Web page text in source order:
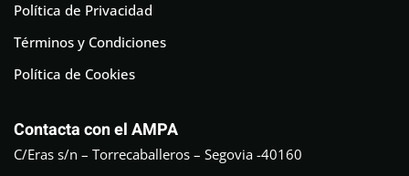
Política de Privacidad
Términos y Condiciones
Política de Cookies
Contacta con el AMPA
C/Eras s/n – Torrecaballeros – Segovia -40160